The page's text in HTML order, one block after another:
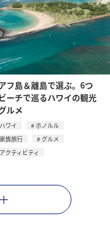
フ島＆離島で選ぶ。6つ
ーチで巡るハワイの観光
ルメ
ハワイ
ホノルル
家族旅行
グルメ
アクティビティ